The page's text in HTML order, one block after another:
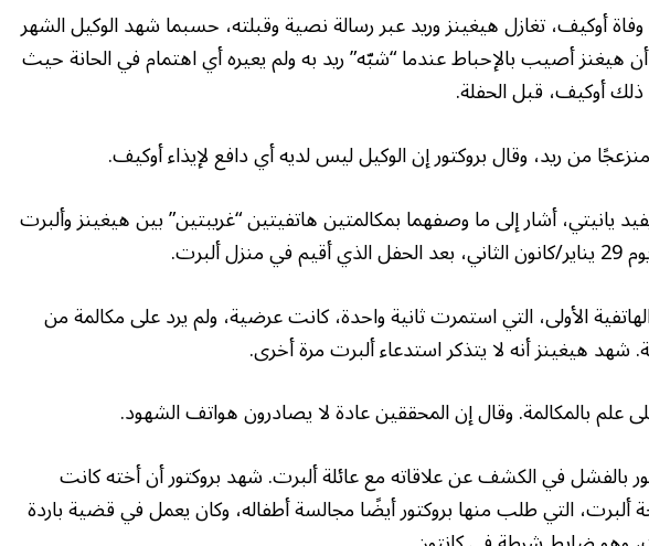
أوكيف، تغازل هيغينز وريد عبر رسالة نصية وقبلته، حسبما شهد الوكيل الشهر
هيغنز أصيب بالإحباط عندما “شبّه” ريد به ولم يعيره أي اهتمام في الحانة حيث
أوكيف، قبل الحفلة.
من ريد، وقال بروكتور إن الوكيل ليس لديه أي دافع لإيذاء أوكيف.
يانيتي، أشار إلى ما وصفهما بمكالمتين هاتفيتين “غريبتين” بين هيغينز وألبرت
الأولى، التي استمرت ثانية واحدة، كانت عرضية، ولم يرد على مكالمة من
علم بالمكالمة. وقال إن المحققين عادة لا يصادرون هواتف الشهود.
بالفشل في الكشف عن علاقاته مع عائلة ألبرت. شهد بروكتور أن أخته كانت
التي طلب منها بروكتور أيضًا مجالسة أطفاله، وكان يعمل في قضية باردة